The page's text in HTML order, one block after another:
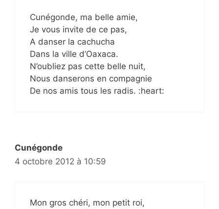
Cunégonde, ma belle amie,
Je vous invite de ce pas,
A danser la cachucha
Dans la ville d’Oaxaca.
N’oubliez pas cette belle nuit,
Nous danserons en compagnie
De nos amis tous les radis. :heart:
Cunégonde
4 octobre 2012 à 10:59
Mon gros chéri, mon petit roi,